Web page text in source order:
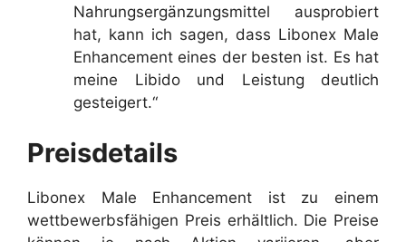
Nahrungsergänzungsmittel ausprobiert
hat, kann ich sagen, dass Libonex Male
Enhancement eines der besten ist. Es hat
meine Libido und Leistung deutlich
gesteigert.“
Preisdetails
Libonex Male Enhancement ist zu einem
wettbewerbsfähigen Preis erhältlich. Die Preise